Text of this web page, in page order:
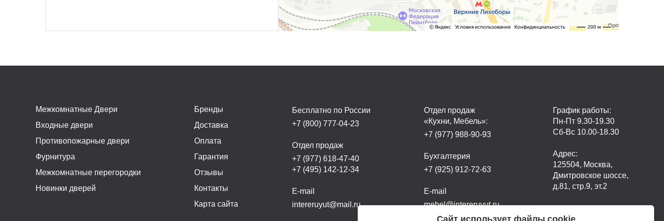
Сайт использует файлы cookie
Межкомнатные Двери
Входные двери
Противопожарные двери
Фурнитура
Межкомнатные перегородки
Новинки дверей
Бренды
Доставка
Оплата
Гарантия
Отзывы
Контакты
Карта сайта
Бесплатно по России
+7 (800) 777-04-23
Отдел продаж
+7 (977) 618-47-40
+7 (495) 142-12-34
E-mail
intereruyut@mail.ru
Отдел продаж
«Кухни, Мебель»:
+7 (977) 988-90-93
Бухгалтерия
+7 (925) 912-72-63
E-mail
mebel@intereruyut.ru
График работы:
Пн-Пт 9.30-19.30
Сб-Вс 10.00-18.30
Адрес:
125504, Москва,
Дмитровское шоссе,
д.81, стр.9, эт.2